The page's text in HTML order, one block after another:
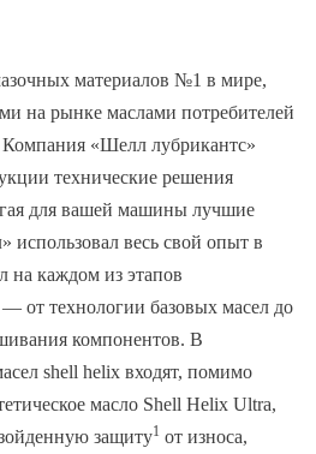
материалов №1 в мире,
на рынке маслами потребителей
Компания «Шелл лубрикантс»
технические решения
для вашей машины лучшие
использовал весь свой опыт в
на каждом из этапов
от технологии базовых масел до
компонентов. В
shell helix входят, помимо
масло Shell Helix Ultra,
защиту1 от износа,